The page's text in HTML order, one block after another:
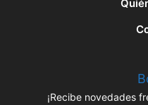
¡Recibe novedades